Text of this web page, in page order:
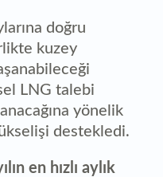
doğru
kuzey
LNG talebi
yönelik
destekledi.
en hızlı aylık